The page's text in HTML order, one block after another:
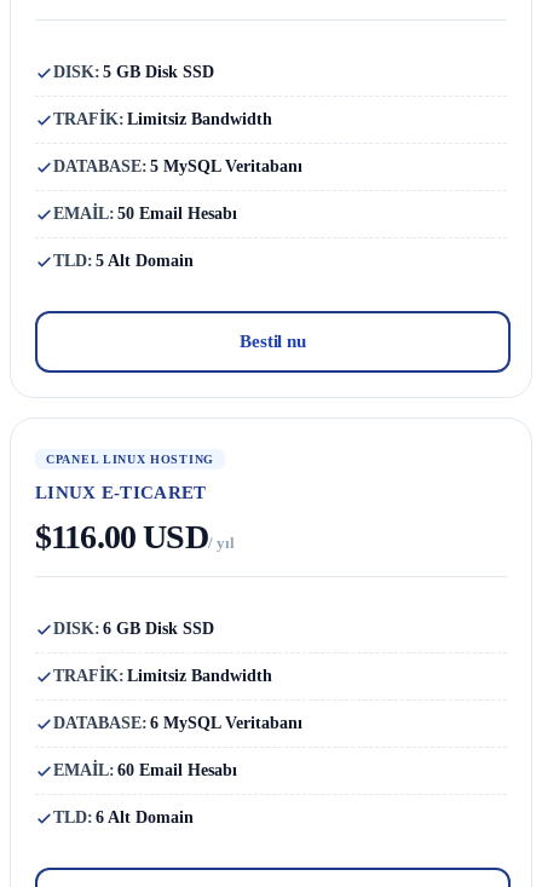
DISK: 5 GB Disk SSD
TRAFİK: Limitsiz Bandwidth
DATABASE: 5 MySQL Veritabanı
EMAİL: 50 Email Hesabı
TLD: 5 Alt Domain
Bestil nu
CPANEL LINUX HOSTING
LINUX E-TICARET
$116.00 USD/ yıl
DISK: 6 GB Disk SSD
TRAFİK: Limitsiz Bandwidth
DATABASE: 6 MySQL Veritabanı
EMAİL: 60 Email Hesabı
TLD: 6 Alt Domain